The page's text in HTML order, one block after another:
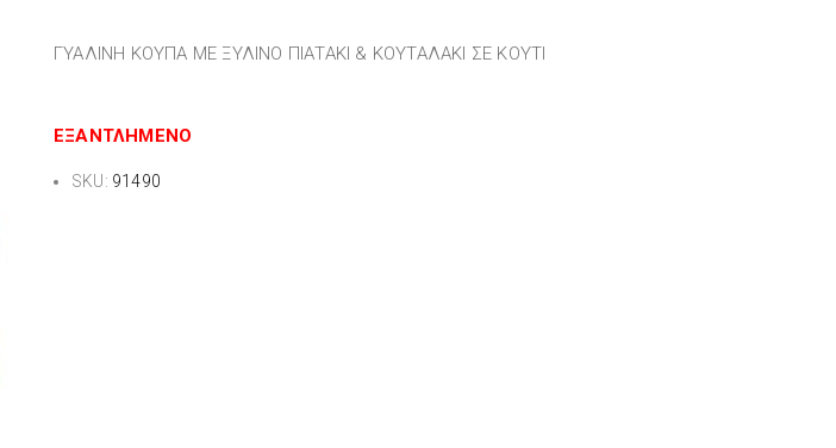
ΓΥΑΛΙΝΗ ΚΟΥΠΑ ΜΕ ΞΥΛΙΝΟ ΠΙΑΤΑΚΙ & ΚΟΥΤΑΛΑΚΙ ΣΕ ΚΟΥΤΙ
ΕΞΑΝΤΛΗΜΈΝΟ
SKU: 91490